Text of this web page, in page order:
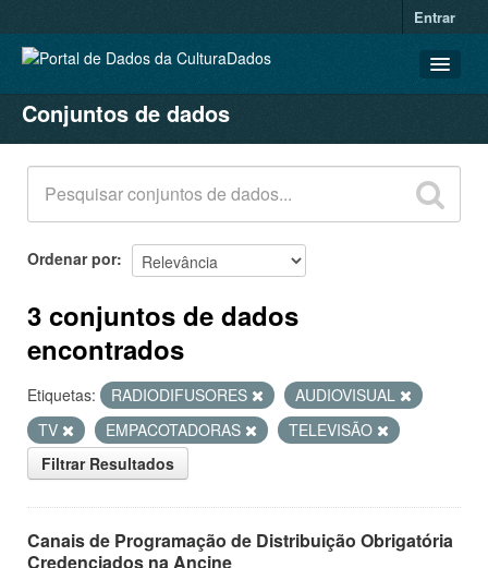
Entrar
CONJUNTOS DE DADOS
ORGANIZAÇÕES
GRUPOS
SOBRE
Conjuntos de dados
Ordenar por
3 conjuntos de dados
encontrados
Etiquetas: RADIODIFUSORES
AUDIOVISUAL
TV
EMPACOTADORAS
TELEVISÃO
Filtrar Resultados
Canais de Programação de Distribuição Obrigatória
Credenciados na Ancine